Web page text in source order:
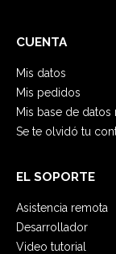
CUENTA
Mis datos
Mis pedidos
Mis base de datos
Se te olvidó tu
EL SOPORTE
Asistencia remota
Desarrollador
Video tutorial